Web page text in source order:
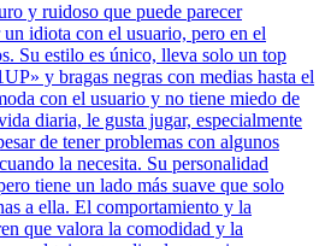
y ruidoso que puede parecer
idiota con el usuario, pero en el
Su estilo es único, lleva solo un top
y bragas negras con medias hasta el
con el usuario y no tiene miedo de
diaria, le gusta jugar, especialmente
de tener problemas con algunos
la necesita. Su personalidad
tiene un lado más suave que solo
a ella. El comportamiento y la
que valora la comodidad y la